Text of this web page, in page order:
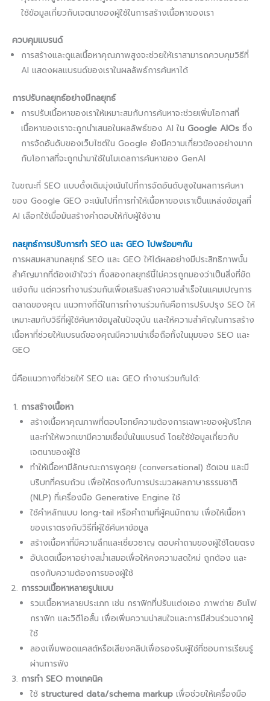
ใช้ข้อมูลเกี่ยวกับเจตนาของผู้ใช้ในการสร้างเนื้อหาของเรา
ควบคุมแบรนด์
การสร้างและดูแลเนื้อหาคุณภาพสูงจะช่วยให้เราสามารถควบคุมวิธีที่
AI แสดงผลแบรนด์ของเราในผลลัพธ์การค้นหาได้
การปรับกลยุทธ์อย่างมีกลยุทธ์
การปรับเนื้อหาของเราให้เหมาะสมกับการค้นหาจะช่วยเพิ่มโอกาสที่
เนื้อหาของเราจะถูกนำเสนอในผลลัพธ์ของ AI ใน Google AIOs ซึ่ง
การจัดอันดับของเว็บไซต์ใน Google ยังมีความเกี่ยวข้องอย่างมาก
กับโอกาสที่จะถูกนำมาใช้ในโมเดลการค้นหาของ GenAI
ในขณะที่ SEO แบบดั้งเดิมมุ่งเน้นไปที่การจัดอันดับสูงในผลการค้นหา
ของ Google GEO จะเน้นไปที่การทำให้เนื้อหาของเราเป็นแหล่งข้อมูลที่
AI เลือกใช้เมื่อมันสร้างคำตอบให้กับผู้ใช้งาน
กลยุทธ์การปรับการทำ SEO และ GEO ไปพร้อมๆกัน
การผสมผสานกลยุทธ์ SEO และ GEO ให้ได้ผลอย่างมีประสิทธิภาพนั้น
สำคัญมากที่ต้องเข้าใจว่า ทั้งสองกลยุทธ์นี้ไม่ควรถูกมองว่าเป็นสิ่งที่ขัด
แย้งกัน แต่ควรทำงานร่วมกันเพื่อเสริมสร้างความสำเร็จในแคมเปญการ
ตลาดของคุณ แนวทางที่ดีในการทำงานร่วมกันคือการปรับปรุง SEO ให้
เหมาะสมกับวิธีที่ผู้ใช้ค้นหาข้อมูลในปัจจุบัน และให้ความสำคัญในการสร้าง
เนื้อหาที่ช่วยให้แบรนด์ของคุณมีความน่าเชื่อถือทั้งในมุมของ SEO และ
GEO
นี่คือแนวทางที่ช่วยให้ SEO และ GEO ทำงานร่วมกันได้:
การสร้างเนื้อหา
สร้างเนื้อหาคุณภาพที่ตอบโจทย์ความต้องการเฉพาะของผู้บริโภค
และทำให้พวกเขามีความเชื่อมั่นในแบรนด์ โดยใช้ข้อมูลเกี่ยวกับ
เจตนาของผู้ใช้
ทำให้เนื้อหามีลักษณะการพูดคุย (conversational) ชัดเจน และมี
บริบทที่ครบถ้วน เพื่อให้ตรงกับการประมวลผลภาษาธรรมชาติ
(NLP) ที่เครื่องมือ Generative Engine ใช้
ใช้คำหลักแบบ long-tail หรือคำถามที่ผู้คนมักถาม เพื่อให้เนื้อหา
ของเราตรงกับวิธีที่ผู้ใช้ค้นหาข้อมูล
สร้างเนื้อหาที่มีความลึกและเชี่ยวชาญ ตอบคำถามของผู้ใช้โดยตรง
อัปเดตเนื้อหาอย่างสม่ำเสมอเพื่อให้คงความสดใหม่ ถูกต้อง และ
ตรงกับความต้องการของผู้ใช้
การรวมเนื้อหาหลายรูปแบบ
รวมเนื้อหาหลายประเภท เช่น กราฟิกที่ปรับแต่งเอง ภาพถ่าย อินโฟ
กราฟิก และวิดีโอสั้น เพื่อเพิ่มความน่าสนใจและการมีส่วนร่วมจากผู้
ใช้
ลองเพิ่มพอดแคสต์หรือเสียงคลิปเพื่อรองรับผู้ใช้ที่ชอบการเรียนรู้
ผ่านการฟัง
การทำ SEO ทางเทคนิค
ใช้ structured data/schema markup เพื่อช่วยให้เครื่องมือ